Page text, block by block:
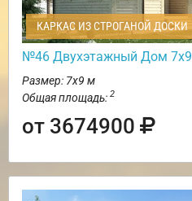
КАРКАС ИЗ СТРОГАНОЙ ДОСКИ
№46 Двухэтажный Дом 7х9
Размер: 7х9 м
Общая площадь: 2
от 3674900